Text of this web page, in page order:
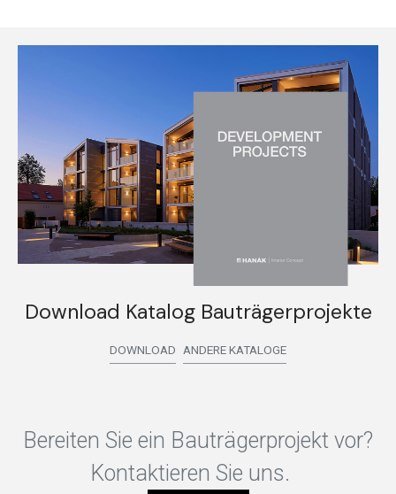
Download Katalog Bauträgerprojekte
DOWNLOAD ANDERE KATALOGE
Bereiten Sie ein Bauträgerprojekt vor?
Kontaktieren Sie uns.